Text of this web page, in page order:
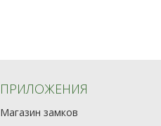
ПРИЛОЖЕНИЯ
Магазин замков